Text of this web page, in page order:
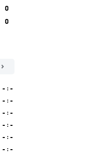
0
0
7 тур
- : -
- : -
- : -
- : -
- : -
- : -